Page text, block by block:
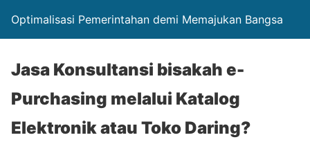
Optimalisasi Pemerintahan demi Memajukan Bangsa
Jasa Konsultansi bisakah e-
Purchasing melalui Katalog
Elektronik atau Toko Daring?